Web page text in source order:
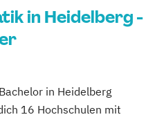
in Heidelberg -
in Heidelberg
16 Hochschulen mit